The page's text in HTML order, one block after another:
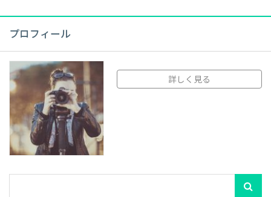
プロフィール
詳しく見る